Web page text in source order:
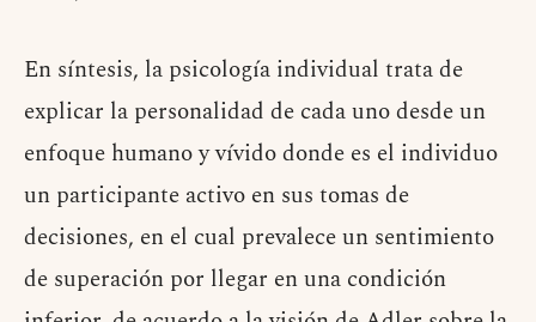
En síntesis, la psicología individual trata de
explicar la personalidad de cada uno desde un
enfoque humano y vívido donde es el individuo
un participante activo en sus tomas de
decisiones, en el cual prevalece un sentimiento
de superación por llegar en una condición